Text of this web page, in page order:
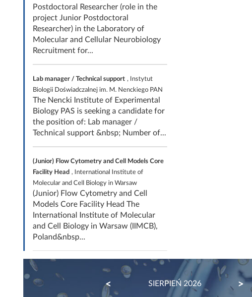
Postdoctoral Researcher (role in the
project Junior Postdoctoral
Researcher) in the Laboratory of
Molecular and Cellular Neurobiology
Recruitment for...
Lab manager / Technical support , Instytut
Biologii Doświadczalnej im. M. Nenckiego PAN
The Nencki Institute of Experimental
Biology PAS is seeking a candidate for
the position of: Lab manager /
Technical support &nbsp; Number of...
(Junior) Flow Cytometry and Cell Models Core
Facility Head , International Institute of
Molecular and Cell Biology in Warsaw
(Junior) Flow Cytometry and Cell
Models Core Facility Head The
International Institute of Molecular
and Cell Biology in Warsaw (IIMCB),
Poland&nbsp...
SIERPIEŃ 2026
PREVIOUS